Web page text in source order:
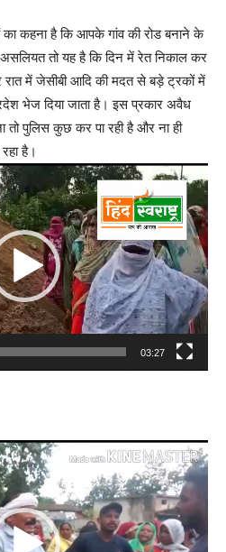
का कहना है कि आपके गांव की रोड बनाने के
तो यह है कि दिन में रेत निकाल कर
में जेसीबी आदि की मदत से बड़े ट्रकों में
भेज दिया जाता है। इस प्रकार अवैध
पुलिस कुछ कर पा रही है और ना ही
है।
03:27